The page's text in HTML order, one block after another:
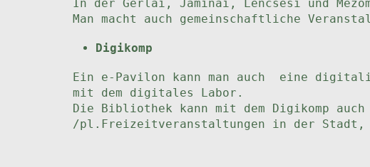
In der Gerlai, Jaminai, Lencsesi und
Man macht auch gemeinschaftliche
Digikomp
Ein e-Pavilon kann man auch eine
mit dem digitales Labor.
Die Bibliothek kann mit dem Digikomp
/pl.Freizeitveranstaltungen in der Stadt,